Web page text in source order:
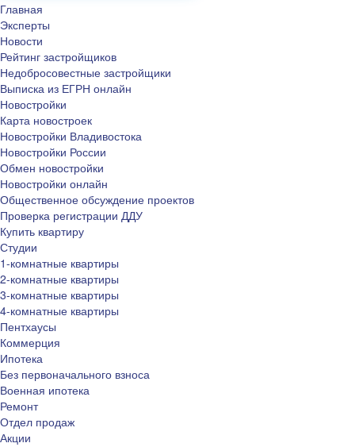
Главная
Эксперты
Новости
Рейтинг застройщиков
Недобросовестные застройщики
Выписка из ЕГРН онлайн
Новостройки
Карта новостроек
Новостройки Владивостока
Новостройки России
Обмен новостройки
Новостройки онлайн
Общественное обсуждение проектов
Проверка регистрации ДДУ
Купить квартиру
Студии
1-комнатные квартиры
2-комнатные квартиры
3-комнатные квартиры
4-комнатные квартиры
Пентхаусы
Коммерция
Ипотека
Без первоначального взноса
Военная ипотека
Ремонт
Отдел продаж
Акции